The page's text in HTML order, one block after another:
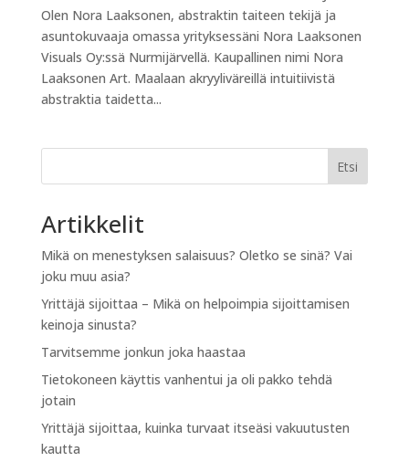
Olen Nora Laaksonen, abstraktin taiteen tekijä ja
asuntokuvaaja omassa yrityksessäni Nora Laaksonen
Visuals Oy:ssä Nurmijärvellä. Kaupallinen nimi Nora
Laaksonen Art. Maalaan akryyliväreillä intuitiivistä
abstraktia taidetta...
Etsi
Artikkelit
Mikä on menestyksen salaisuus? Oletko se sinä? Vai
joku muu asia?
Yrittäjä sijoittaa – Mikä on helpoimpia sijoittamisen
keinoja sinusta?
Tarvitsemme jonkun joka haastaa
Tietokoneen käyttis vanhentui ja oli pakko tehdä
jotain
Yrittäjä sijoittaa, kuinka turvaat itseäsi vakuutusten
kautta